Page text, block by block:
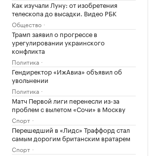
Как изучали Луну: от изобретения
телескопа до высадки. Видео РБК
Общество
Трамп заявил о прогрессе в
урегулировании украинского
конфликта
Политика
Гендиректор «ИжАвиа» объявил об
увольнении
Политика
Матч Первой лиги перенесли из-за
проблем с вылетом «Сочи» в Москву
Спорт
Перешедший в «Лидс» Траффорд стал
самым дорогим британским вратарем
Спорт